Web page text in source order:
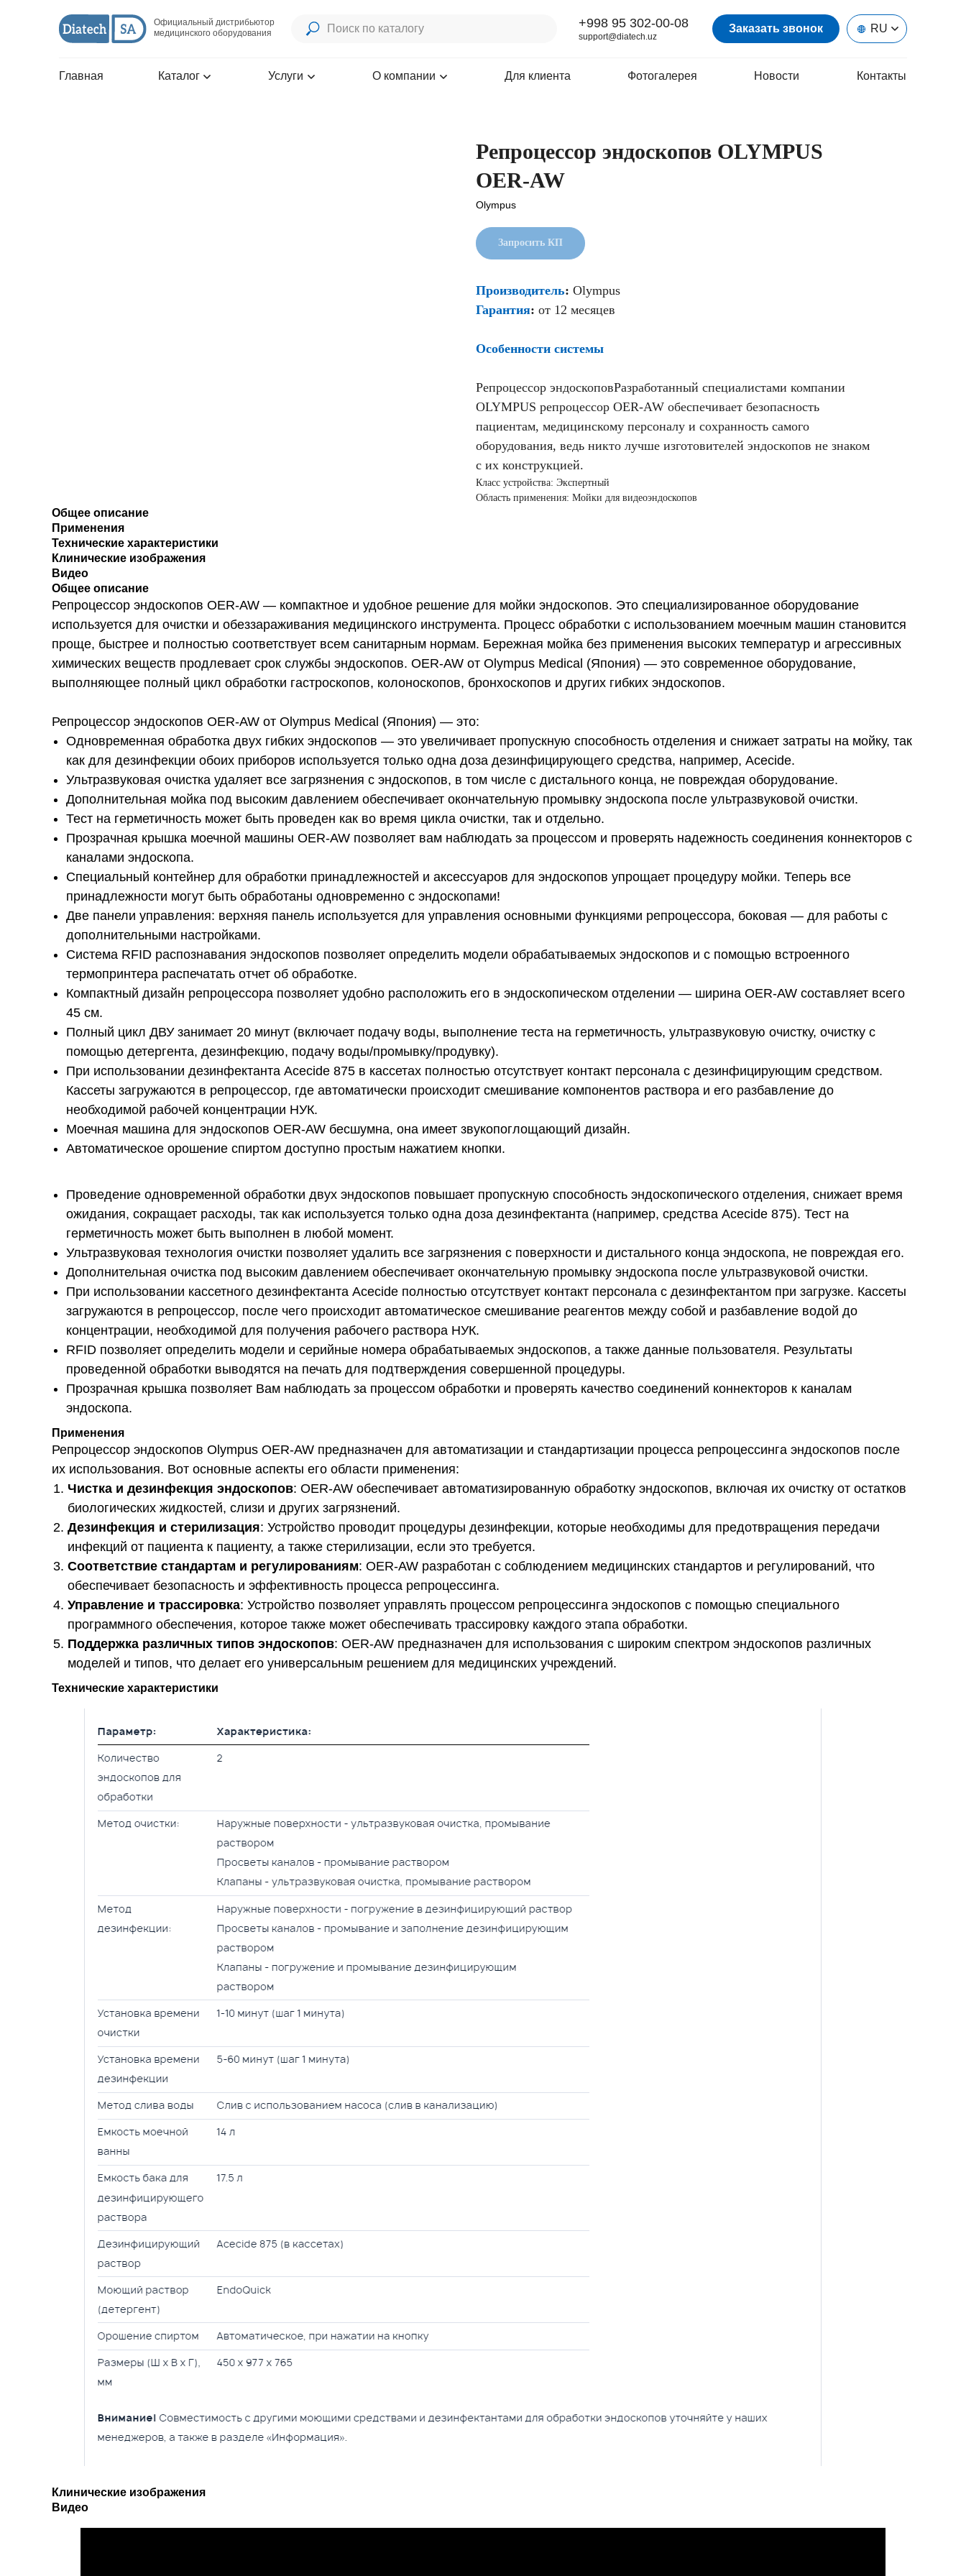
Официальный дистрибьютор
медицинского оборудования
+998 95 302-00-08
support@diatech.uz
Заказать звонок RU
Главная Каталог Услуги О компании Для клиента Фотогалерея Новости Контакты
Репроцессор эндоскопов OLYMPUS
OER-AW
Olympus
Запросить КП
Производитель: Olympus
Гарантия: от 12 месяцев
Особенности системы
Репроцессор эндоскоповРазработанный специалистами компании
OLYMPUS репроцессор OER-AW обеспечивает безопасность
пациентам, медицинскому персоналу и сохранность самого
оборудования, ведь никто лучше изготовителей эндоскопов не знаком
с их конструкцией.
Класс устройства: Экспертный
Область применения: Мойки для видеоэндоскопов
Общее описание
Применения
Технические характеристики
Клинические изображения
Видео
Общее описание
Репроцессор эндоскопов OER-AW — компактное и удобное решение для мойки эндоскопов. Это специализированное оборудование
используется для очистки и обеззараживания медицинского инструмента. Процесс обработки с использованием моечным машин становится
проще, быстрее и полностью соответствует всем санитарным нормам. Бережная мойка без применения высоких температур и агрессивных
химических веществ продлевает срок службы эндоскопов. OER-AW от Olympus Medical (Япония) — это современное оборудование,
выполняющее полный цикл обработки гастроскопов, колоноскопов, бронхоскопов и других гибких эндоскопов.
Репроцессор эндоскопов OER-AW от Olympus Medical (Япония) — это:
Одновременная обработка двух гибких эндоскопов — это увеличивает пропускную способность отделения и снижает затраты на мойку, так
как для дезинфекции обоих приборов используется только одна доза дезинфицирующего средства, например, Acecide.
Ультразвуковая очистка удаляет все загрязнения с эндоскопов, в том числе с дистального конца, не повреждая оборудование.
Дополнительная мойка под высоким давлением обеспечивает окончательную промывку эндоскопа после ультразвуковой очистки.
Тест на герметичность может быть проведен как во время цикла очистки, так и отдельно.
Прозрачная крышка моечной машины OER-AW позволяет вам наблюдать за процессом и проверять надежность соединения коннекторов с
каналами эндоскопа.
Специальный контейнер для обработки принадлежностей и аксессуаров для эндоскопов упрощает процедуру мойки. Теперь все
принадлежности могут быть обработаны одновременно с эндоскопами!
Две панели управления: верхняя панель используется для управления основными функциями репроцессора, боковая — для работы с
дополнительными настройками.
Система RFID распознавания эндоскопов позволяет определить модели обрабатываемых эндоскопов и с помощью встроенного
термопринтера распечатать отчет об обработке.
Компактный дизайн репроцессора позволяет удобно расположить его в эндоскопическом отделении — ширина OER-AW составляет всего
45 см.
Полный цикл ДВУ занимает 20 минут (включает подачу воды, выполнение теста на герметичность, ультразвуковую очистку, очистку с
помощью детергента, дезинфекцию, подачу воды/промывку/продувку).
При использовании дезинфектанта Acecide 875 в кассетах полностью отсутствует контакт персонала с дезинфицирующим средством.
Кассеты загружаются в репроцессор, где автоматически происходит смешивание компонентов раствора и его разбавление до
необходимой рабочей концентрации НУК.
Моечная машина для эндоскопов OER-AW бесшумна, она имеет звукопоглощающий дизайн.
Автоматическое орошение спиртом доступно простым нажатием кнопки.
Проведение одновременной обработки двух эндоскопов повышает пропускную способность эндоскопического отделения, снижает время
ожидания, сокращает расходы, так как используется только одна доза дезинфектанта (например, средства Acecide 875). Тест на
герметичность может быть выполнен в любой момент.
Ультразвуковая технология очистки позволяет удалить все загрязнения с поверхности и дистального конца эндоскопа, не повреждая его.
Дополнительная очистка под высоким давлением обеспечивает окончательную промывку эндоскопа после ультразвуковой очистки.
При использовании кассетного дезинфектанта Acecide полностью отсутствует контакт персонала с дезинфектантом при загрузке. Кассеты
загружаются в репроцессор, после чего происходит автоматическое смешивание реагентов между собой и разбавление водой до
концентрации, необходимой для получения рабочего раствора НУК.
RFID позволяет определить модели и серийные номера обрабатываемых эндоскопов, а также данные пользователя. Результаты
проведенной обработки выводятся на печать для подтверждения совершенной процедуры.
Прозрачная крышка позволяет Вам наблюдать за процессом обработки и проверять качество соединений коннекторов к каналам
эндоскопа.
Применения
Репроцессор эндоскопов Olympus OER-AW предназначен для автоматизации и стандартизации процесса репроцессинга эндоскопов после
их использования. Вот основные аспекты его области применения:
Чистка и дезинфекция эндоскопов: OER-AW обеспечивает автоматизированную обработку эндоскопов, включая их очистку от остатков
биологических жидкостей, слизи и других загрязнений.
Дезинфекция и стерилизация: Устройство проводит процедуры дезинфекции, которые необходимы для предотвращения передачи
инфекций от пациента к пациенту, а также стерилизации, если это требуется.
Соответствие стандартам и регулированиям: OER-AW разработан с соблюдением медицинских стандартов и регулирований, что
обеспечивает безопасность и эффективность процесса репроцессинга.
Управление и трассировка: Устройство позволяет управлять процессом репроцессинга эндоскопов с помощью специального
программного обеспечения, которое также может обеспечивать трассировку каждого этапа обработки.
Поддержка различных типов эндоскопов: OER-AW предназначен для использования с широким спектром эндоскопов различных
моделей и типов, что делает его универсальным решением для медицинских учреждений.
Технические характеристики
Клинические изображения
Видео